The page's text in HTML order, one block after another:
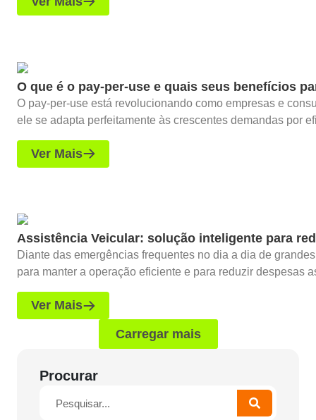
O que é o pay-per-use e quais seus benefícios
O pay-per-use está revolucionando como empresas e
ele se adapta perfeitamente às crescentes demandas por
Ver Mais
Assistência Veicular: solução inteligente para
Diante das emergências frequentes no dia a dia de
para manter a operação eficiente e para reduzir despesas
Ver Mais
Carregar mais
Procurar